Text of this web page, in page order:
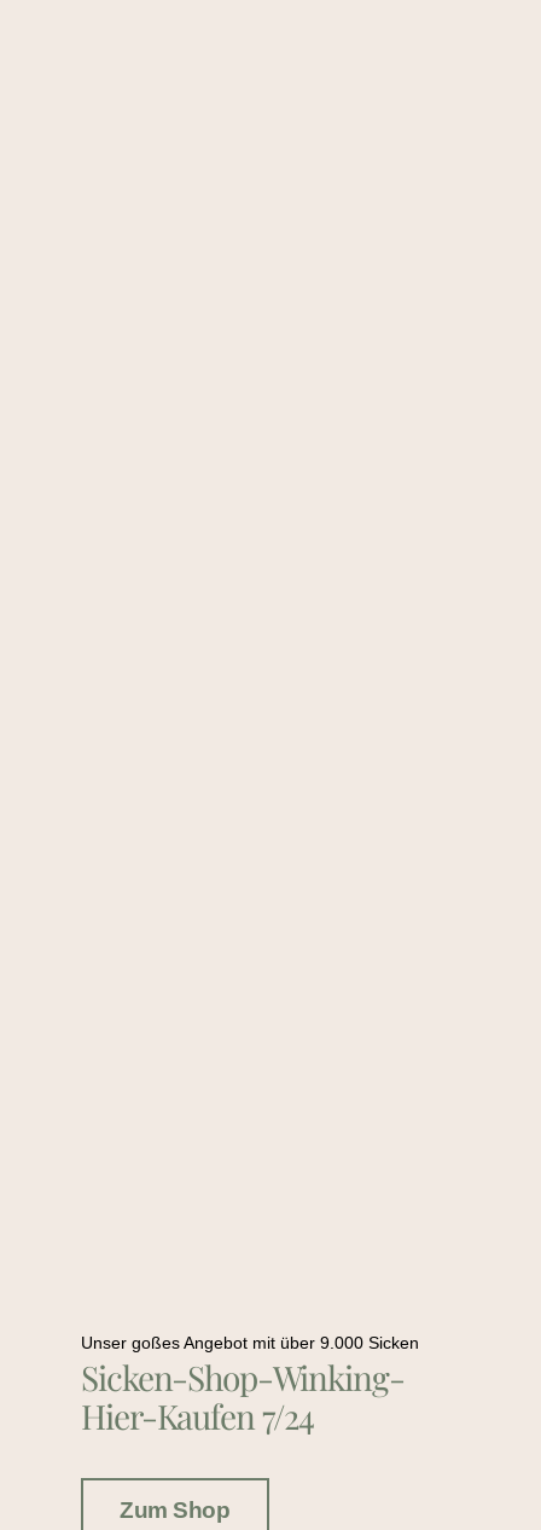
Unser goßes Angebot mit über 9.000 Sicken
Sicken-Shop-Winking-
Hier-Kaufen 7/24
Zum Shop